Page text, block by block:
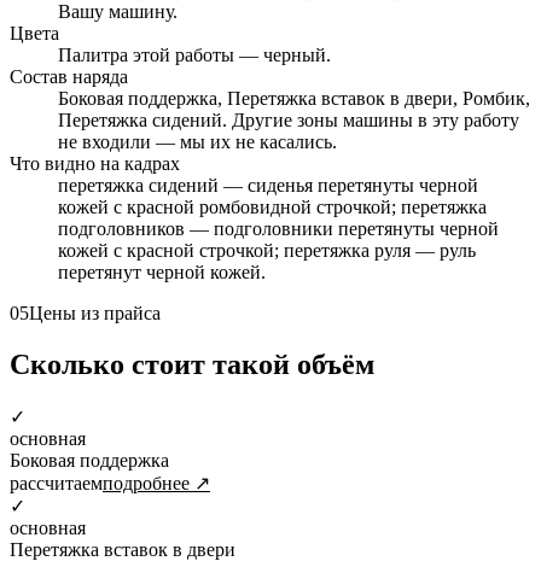
Вашу машину.
Цвета
Палитра этой работы — черный.
Состав наряда
Боковая поддержка, Перетяжка вставок в двери, Ромбик,
Перетяжка сидений. Другие зоны машины в эту работу
не входили — мы их не касались.
Что видно на кадрах
перетяжка сидений — сиденья перетянуты черной
кожей с красной ромбовидной строчкой; перетяжка
подголовников — подголовники перетянуты черной
кожей с красной строчкой; перетяжка руля — руль
перетянут черной кожей.
05Цены из прайса
Сколько стоит такой объём
✓
основная
Боковая поддержка
рассчитаемподробнее ↗
✓
основная
Перетяжка вставок в двери